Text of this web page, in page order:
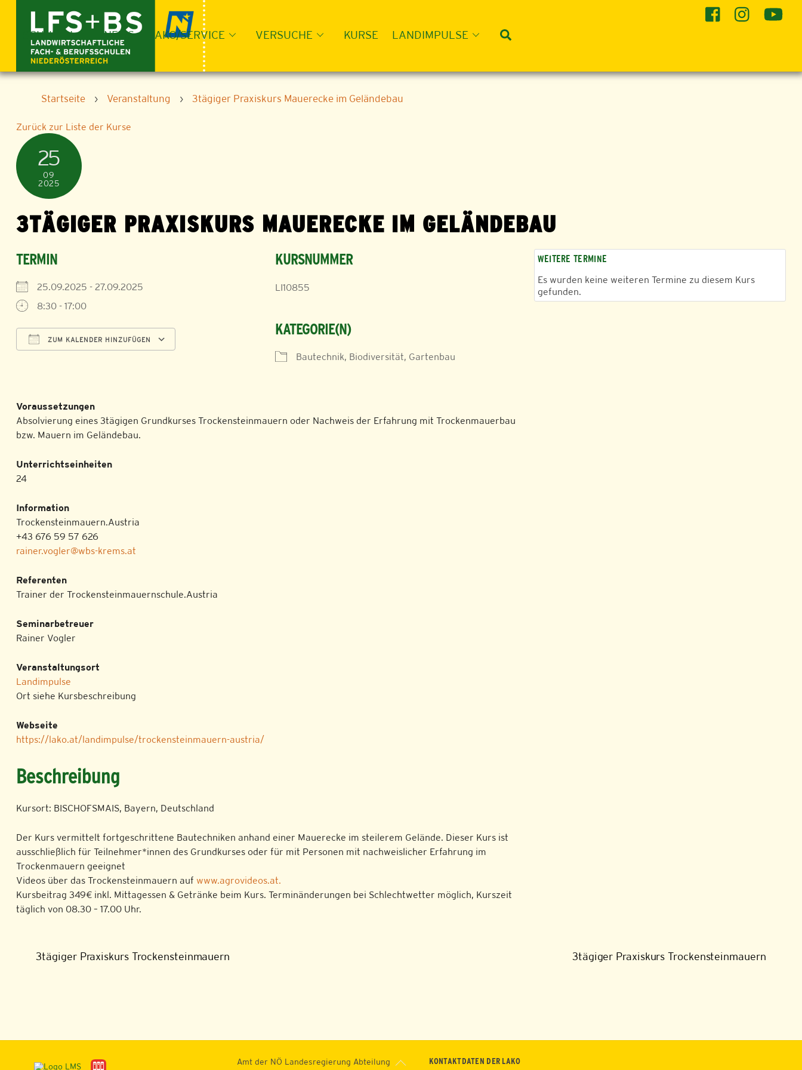
contentSCHULEN NEWS LAKO/SERVICE VERSUCHE KURSE LANDIMPULSE
Startseite › Veranstaltung › 3tägiger Praxiskurs Mauerecke im Geländebau
Zurück zur Liste der Kurse
25
09
2025
3TÄGIGER PRAXISKURS MAUERECKE IM GELÄNDEBAU
TERMIN
25.09.2025 - 27.09.2025
8:30 - 17:00
ZUM KALENDER HINZUFÜGEN
iCalendar
KURSNUMMER
LI10855
KATEGORIE(N)
Bautechnik, Biodiversität, Gartenbau
Voraussetzungen
Absolvierung eines 3tägigen Grundkurses Trockensteinmauern oder Nachweis der Erfahrung mit Trockenmauerbau
bzw. Mauern im Geländebau.
Unterrichtseinheiten
24
Information
Trockensteinmauern.Austria
+43 676 59 57 626
rainer.vogler@wbs-krems.at
Referenten
Trainer der Trockensteinmauernschule.Austria
Seminarbetreuer
Rainer Vogler
Veranstaltungsort
Landimpulse
Ort siehe Kursbeschreibung
Webseite
https://lako.at/landimpulse/trockensteinmauern-austria/
Beschreibung
Kursort: BISCHOFSMAIS, Bayern, Deutschland
Der Kurs vermittelt fortgeschrittene Bautechniken anhand einer Mauerecke im steilerem Gelände. Dieser Kurs ist
ausschließlich für Teilnehmer*innen des Grundkurses oder für mit Personen mit nachweislicher Erfahrung im
Trockenmauern geeignet
Videos über das Trockensteinmauern auf www.agrovideos.at.
Kursbeitrag 349€ inkl. Mittagessen & Getränke beim Kurs. Terminänderungen bei Schlechtwetter möglich, Kurszeit
täglich von 08.30 – 17.00 Uhr.
WEITERE TERMINE
Es wurden keine weiteren Termine zu diesem Kurs
gefunden.
3tägiger Praxiskurs Trockensteinmauern 3tägiger Praxiskurs Trockensteinmauern
Back
Amt der NÖ Landesregierung Abteilung
KONTAKTDATEN DER LAKO